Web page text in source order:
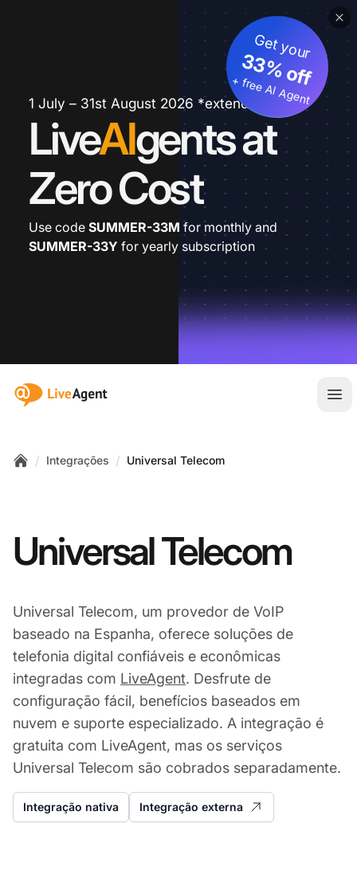
1 July – 31st August 2026 *extended
LiveAIgents at
Zero Cost
Get your
33% off
+ free AI Agent
Use code SUMMER-33M for monthly and
SUMMER-33Y for yearly subscription
:site.title
/ Integrações / Universal Telecom
Universal Telecom
Universal Telecom, um provedor de VoIP
baseado na Espanha, oferece soluções de
telefonia digital confiáveis e econômicas
integradas com LiveAgent. Desfrute de
configuração fácil, benefícios baseados em
nuvem e suporte especializado. A integração é
gratuita com LiveAgent, mas os serviços
Universal Telecom são cobrados separadamente.
Integração nativa Integração externa